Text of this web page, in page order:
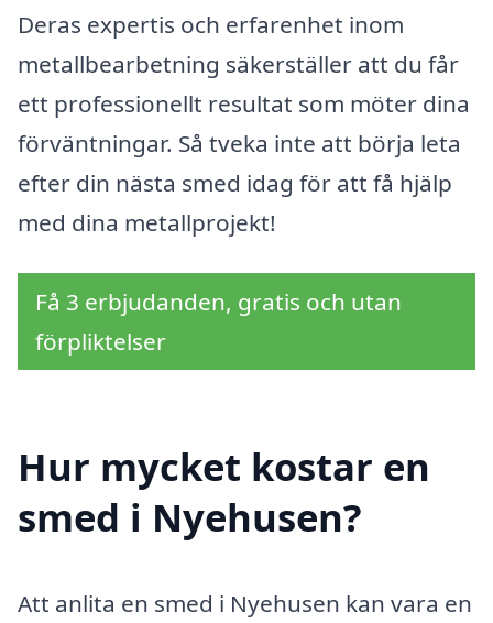
Deras expertis och erfarenhet inom
metallbearbetning säkerställer att du får
ett professionellt resultat som möter dina
förväntningar. Så tveka inte att börja leta
efter din nästa smed idag för att få hjälp
med dina metallprojekt!
Få 3 erbjudanden, gratis och utan
förpliktelser
Hur mycket kostar en
smed i Nyehusen?
Att anlita en smed i Nyehusen kan vara en